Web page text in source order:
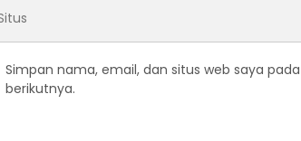
Simpan nama, email, dan situs web saya
berikutnya.